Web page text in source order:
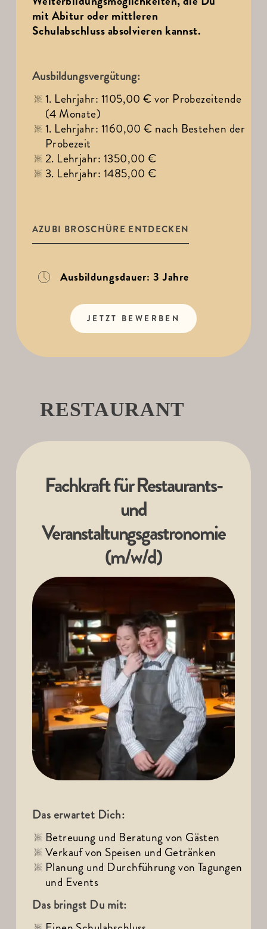
mit Abitur oder mittleren
Schulabschluss absolvieren kannst.
Ausbildungsvergütung:
1. Lehrjahr: 1105,00 € vor Probezeitende
(4 Monate)
1. Lehrjahr: 1160,00 € nach Bestehen der
Probezeit
2. Lehrjahr: 1350,00 €
3. Lehrjahr: 1485,00 €
AZUBI BROSCHÜRE ENTDECKEN
Ausbildungsdauer: 3 Jahre
JETZT BEWERBEN
RESTAURANT
Fachkraft für Restaurants-
und
Veranstaltungsgastronomie
(m/w/d)
Das erwartet Dich:
Betreuung und Beratung von Gästen
Verkauf von Speisen und Getränken
Planung und Durchführung von Tagungen
und Events
Das bringst Du mit: